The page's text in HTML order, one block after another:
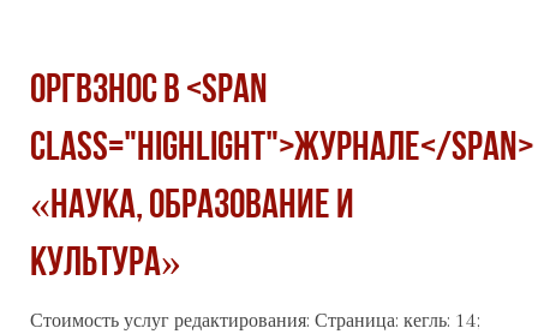
Оргвзнос в <span
class="highlight">журнале</span>
«Наука, образование и
культура»
Стоимость услуг редактирования: Страница: кегль: 14;